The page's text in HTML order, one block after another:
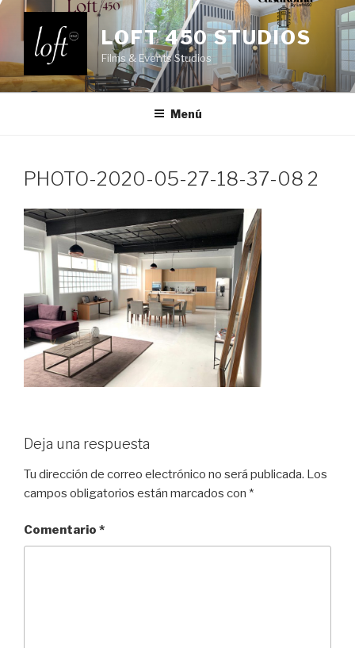
Saltar
contenido
LOFT 450 STUDIOS
Films & Events Studios
Menú
PHOTO-2020-05-27-18-37-08 2
Deja una respuesta
Tu dirección de correo electrónico no será publicada. Los
campos obligatorios están marcados con *
Comentario *